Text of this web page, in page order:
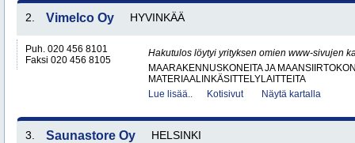
2. Vimelco Oy HYVINKÄÄ
Puh. 020 456 8101
Faksi 020 456 8105
Hakutulos löytyi yrityksen omien www-sivujen
MAARAKENNUSKONEITA JA
MATERIAALINKÄSITTELYLAITTEITA
Lue lisää..
Kotisivut Näytä kartalla
3. Saunastore Oy HELSINKI